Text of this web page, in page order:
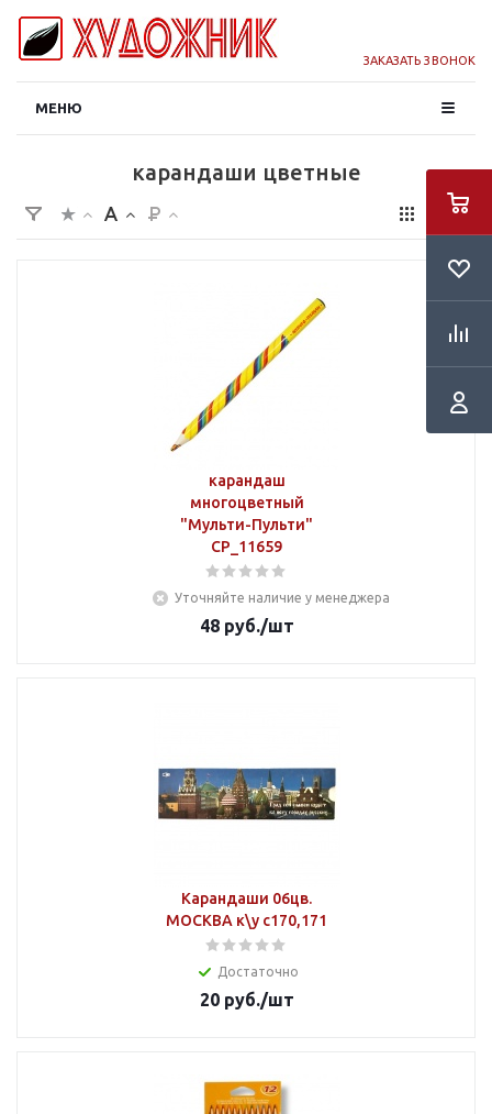
ЗАКАЗАТЬ ЗВОНОК
МЕНЮ
карандаши цветные
карандаш
многоцветный
"Мульти-Пульти"
СР_11659
Уточняйте наличие у менеджера
48руб./шт
Карандаши 06цв.
МОСКВА к\у с170,171
Достаточно
20руб./шт